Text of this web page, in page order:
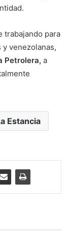
trabajando para
venezolanas,
Petrolera, a
Estancia